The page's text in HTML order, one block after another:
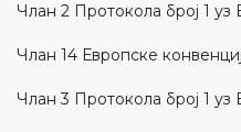
Члан 2 Протокола број 1 уз
Члан 14 Европске
Члан 3 Протокола број 1 уз